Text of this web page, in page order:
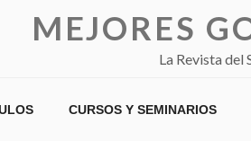
MEJORES
La Revista del
CURSOS Y SEMINARIOS